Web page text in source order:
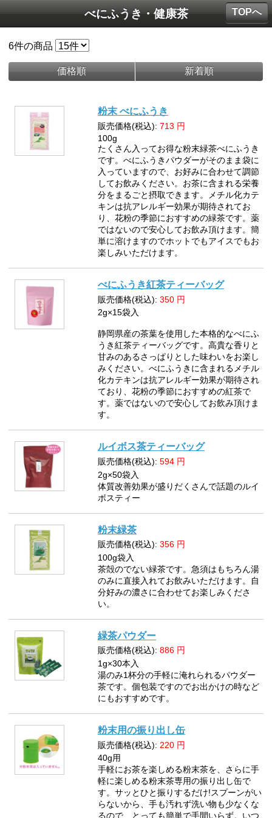
べにふうき・健康茶
6件の商品
価格順 新着順
粉末 べにふうき
販売価格(税込): 713 円
100g
たくさん入ってお得な粉末緑茶べにふうき
です。べにふうきパウダーがそのまま袋に
入っていますので、お好みに合わせて調節
してお飲みください。お茶に含まれる栄養
分をまるごと摂取できます。メチル化カテ
キンは抗アレルギー効果が期待されてお
り、花粉の季節におすすめの緑茶です。薬
ではないので安心してお飲み頂けます。簡
単に溶けますのでホットでもアイスでもお
楽しみいただけます。
べにふうき紅茶ティーバッグ
販売価格(税込): 350 円
2g×15袋入
静岡県産の茶葉を使用した本格的なべにふ
うき紅茶ティーバッグです。高貴な香りと
甘みのあるさっぱりとした味わいをお楽し
みください。べにふうきに含まれるメチル
化カテキンは抗アレルギー効果が期待され
ており、花粉の季節におすすめの紅茶で
す。薬ではないので安心してお飲み頂けま
す。
ルイボス茶ティーバッグ
販売価格(税込): 594 円
2g×50袋入
体質改善効果が盛りだくさんで話題のルイ
ボスティー
粉末緑茶
販売価格(税込): 356 円
100g袋入
茶殻のでない緑茶です。急須はもちろん湯
のみに直接入れてお飲みいただけます。自
分好みの濃さに合わせてお楽しみくださ
い。
緑茶パウダー
販売価格(税込): 886 円
1g×30本入
湯のみ1杯分の手軽に淹れられるパウダー
茶です。個包装ですのでお出かけの時など
にもおすすめです。
粉末用の振り出し缶
販売価格(税込): 220 円
40g用
手軽にお茶を楽しめる粉末茶を、さらに手
軽に楽しめる粉末茶専用の振り出し缶で
す。サッとひと振りするだけ!スプーンがい
らないから、手も汚れず洗い物も少なくな
るので、とっても簡単で手間いらず。いつ
TOPへ